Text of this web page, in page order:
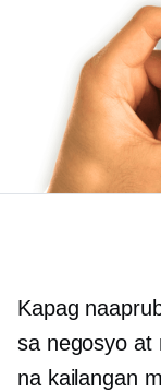
Kapag
sa negosyo at
na kailangan